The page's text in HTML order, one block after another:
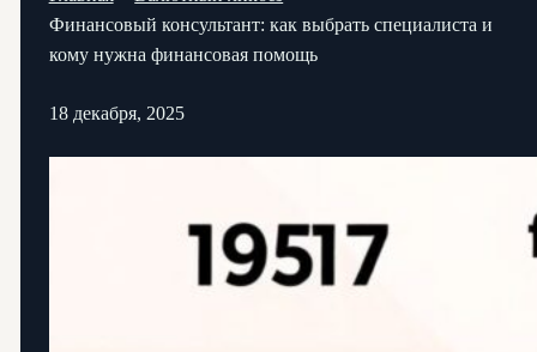
Финансовый консультант: как выбрать специалиста и
кому нужна финансовая помощь
18 декабря, 2025